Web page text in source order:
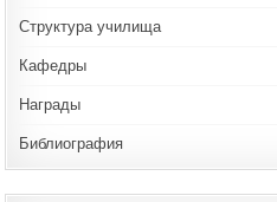
Структура училища
Кафедры
Награды
Библиография